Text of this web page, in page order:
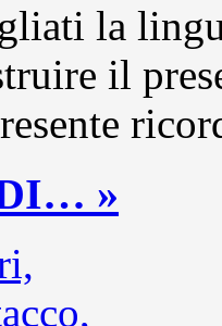
la
il
»